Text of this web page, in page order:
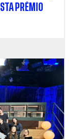
PRÊMIO